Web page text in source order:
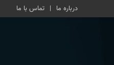
درباره ما تماس با ما